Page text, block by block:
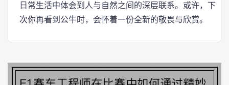
日常生活中体会到人与自然之间的深层联系。或许，下
次你再看到公牛时，会怀着一份全新的敬畏与欣赏。